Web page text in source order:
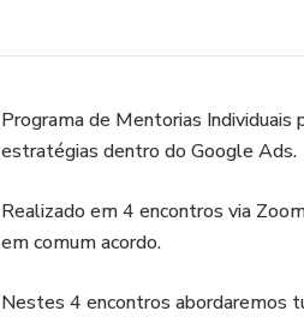
Programa de Mentorias
estratégias dentro do Google Ads.
Realizado em 4 encontros via
em comum acordo.
Nestes 4 encontros abordaremos